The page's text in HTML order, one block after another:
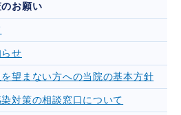
お願い
せ
望まない方への当院の基本方針
対策の相談窓口について